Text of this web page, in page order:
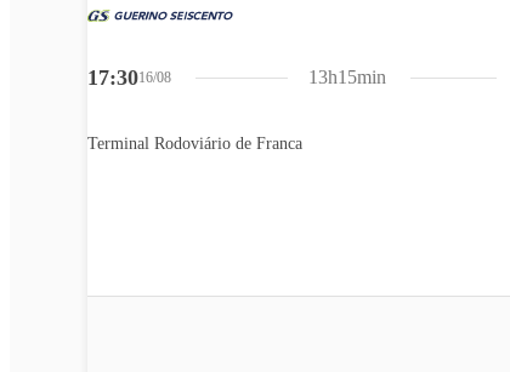
17:3016/08
Terminal Rodoviário de Franca
13h15min